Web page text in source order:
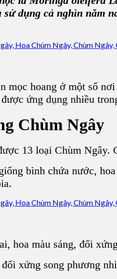
sử dụng cả nghìn năm
mọc hoang ở một số
ứng dụng nhiều
Chùm Ngây
13 loại Chùm Ngây.
bình chứa nước,
hoa màu sáng, đối
xứng song phương